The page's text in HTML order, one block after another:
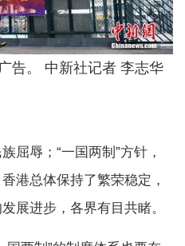
告。 中新社记者 李志华
辱；“一国两制”方针，
港总体保持了繁荣稳定，
展进步，各界有目共睹。